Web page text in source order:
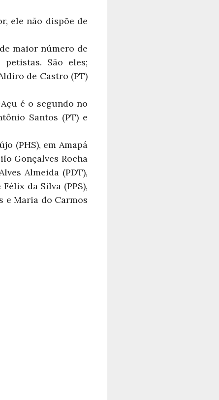
ele não dispõe de
maior número de
São eles;
de Castro (PT)
é o segundo no
Santos (PT) e
(PHS), em Amapá
Gonçalves Rocha
Almeida (PDT),
da Silva (PPS),
e Maria do Carmos